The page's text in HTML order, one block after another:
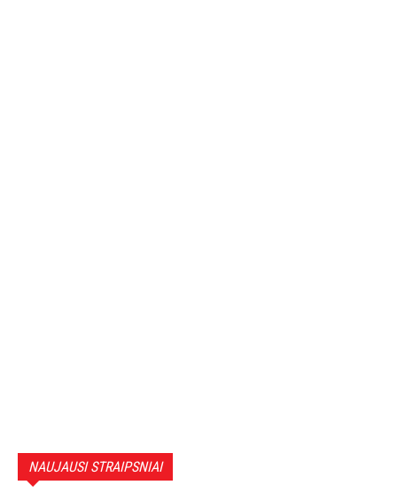
NAUJAUSI STRAIPSNIAI